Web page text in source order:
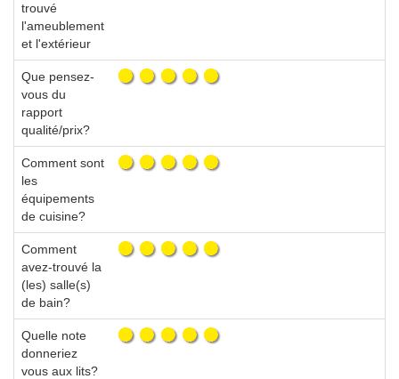
trouvé
l'ameublement
et l'extérieur
Que pensez-
vous du
rapport
qualité/prix?
Comment sont
les
équipements
de cuisine?
Comment
avez-trouvé la
(les) salle(s)
de bain?
Quelle note
donneriez
vous aux lits?